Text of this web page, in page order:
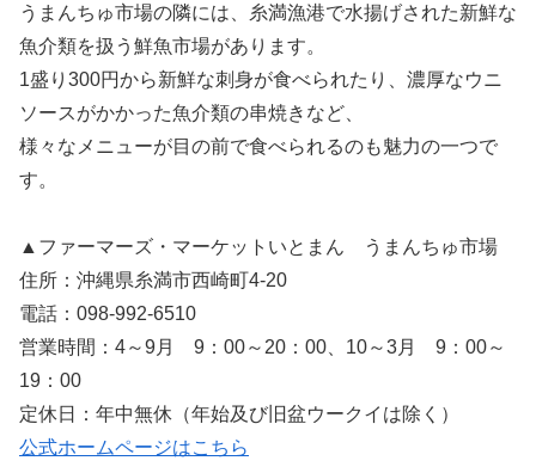
うまんちゅ市場の隣には、糸満漁港で水揚げされた新鮮な
魚介類を扱う鮮魚市場があります。
1盛り300円から新鮮な刺身が食べられたり、濃厚なウニ
ソースがかかった魚介類の串焼きなど、
様々なメニューが目の前で食べられるのも魅力の一つで
す。
▲ファーマーズ・マーケットいとまん うまんちゅ市場
住所：沖縄県糸満市西崎町4-20
電話：098-992-6510
営業時間：4～9月 9：00～20：00、10～3月 9：00～
19：00
定休日：年中無休（年始及び旧盆ウークイは除く）
公式ホームページはこちら